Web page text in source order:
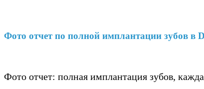
Фото отчет по полной имплантации зубов в
Фото отчет: полная имплантация зубов,